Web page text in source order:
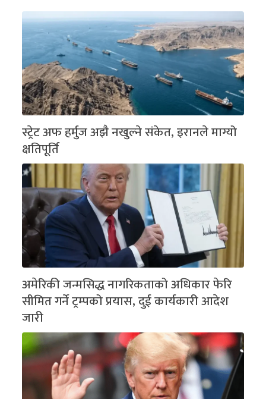
स्ट्रेट अफ हर्मुज अझै नखुल्ने संकेत, इरानले माग्यो
क्षतिपूर्ति
अमेरिकी जन्मसिद्ध नागरिकताको अधिकार फेरि
सीमित गर्ने ट्रम्पको प्रयास, दुई कार्यकारी आदेश
जारी